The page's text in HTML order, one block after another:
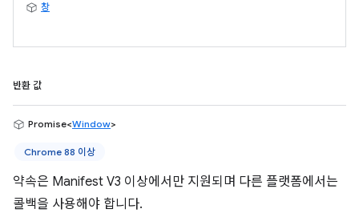
창
반환 값
Promise<Window>
Chrome 88 이상
약속은 Manifest V3 이상에서만 지원되며 다른 플랫폼에서는
콜백을 사용해야 합니다.